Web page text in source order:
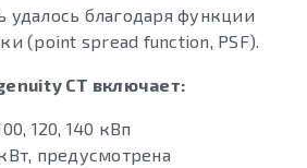
удалось благодаря функции
(point spread function, PSF).
CT включает:
120, 140 кВп
предусмотрена